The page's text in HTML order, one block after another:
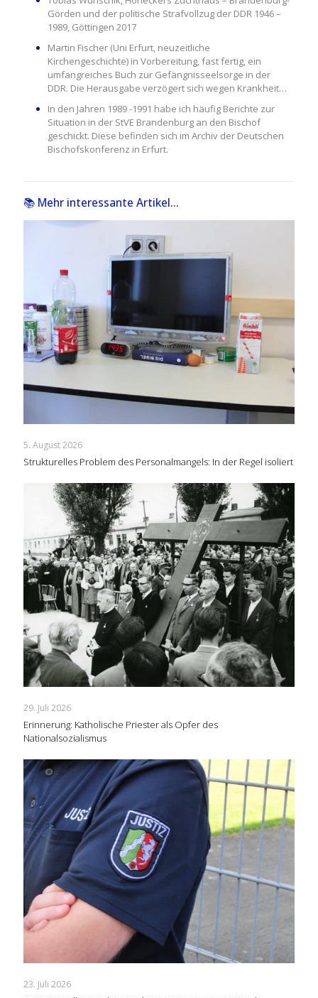
Görden und der politische Strafvollzug der DDR 1946 –
1989, Göttingen 2017
Martin Fischer (Uni Erfurt, neuzeitliche
Kirchengeschichte) in Vorbereitung, fast fertig, ein
umfangreiches Buch zur Gefängnisseelsorge in der
DDR. Die Herausgabe verzögert sich wegen Krankheit…
In den Jahren 1989 -1991 habe ich häufig Berichte zur
Situation in der StVE Brandenburg an den Bischof
geschickt. Diese befinden sich im Archiv der Deutschen
Bischofskonferenz in Erfurt.
📚 Mehr interessante Artikel...
5. August 2026
Strukturelles Problem des Personalmangels: In der Regel isoliert
29. Juli 2026
Erinnerung: Katholische Priester als Opfer des
Nationalsozialismus
23. Juli 2026